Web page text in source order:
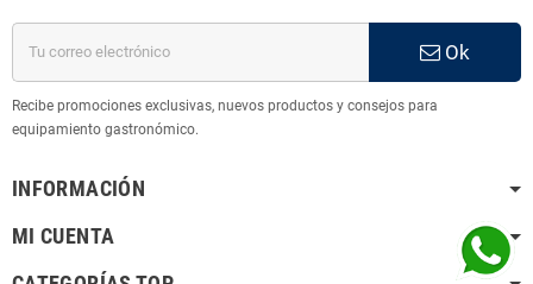
Ok
Recibe promociones exclusivas, nuevos productos y consejos para
equipamiento gastronómico.
INFORMACIÓN
MI CUENTA